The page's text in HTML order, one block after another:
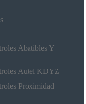
Abatibles Y
Autel KDYZ
Proximidad